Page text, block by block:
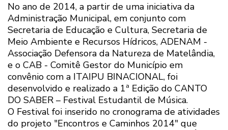
No ano de 2014, a partir de uma iniciativa da
Administração Municipal, em conjunto com
Secretaria de Educação e Cultura, Secretaria de
Meio Ambiente e Recursos Hídricos, ADENAM -
Associação Defensora da Natureza de Matelândia,
e o CAB - Comitê Gestor do Município em
convênio com a ITAIPU BINACIONAL, foi
desenvolvido e realizado a 1ª Edição do CANTO
DO SABER – Festival Estudantil de Música.
O Festival foi inserido no cronograma de atividades
do projeto "Encontros e Caminhos 2014" que